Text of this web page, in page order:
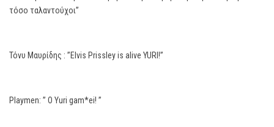
τόσο ταλαντούχοι”
Τόνυ Μαυρίδης : ”Elvis Prissley is alive YURI!”
Playmen: ” Ο Yuri gam*ei! ”